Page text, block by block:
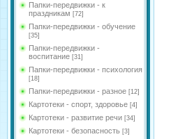
Папки-передвижки - к
праздникам [72]
Папки-передвижки - обучение
[35]
Папки-передвижки -
воспитание [31]
Папки-передвижки - психология
[18]
Папки-передвижки - разное [12]
Картотеки - спорт, здоровье [4]
Картотеки - развитие речи [34]
Картотеки - безопасность [3]